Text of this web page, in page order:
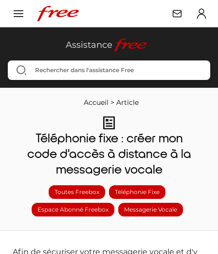
Assistance free
Accueil > Article
Téléphonie fixe : créer mon
code d'accès à distance à la
messagerie vocale
Toutes Freebox Téléphonie Fixe
Espace Abonné Freebox Messagerie Vocale
Afin de sécuriser votre messagerie vocale et d'y